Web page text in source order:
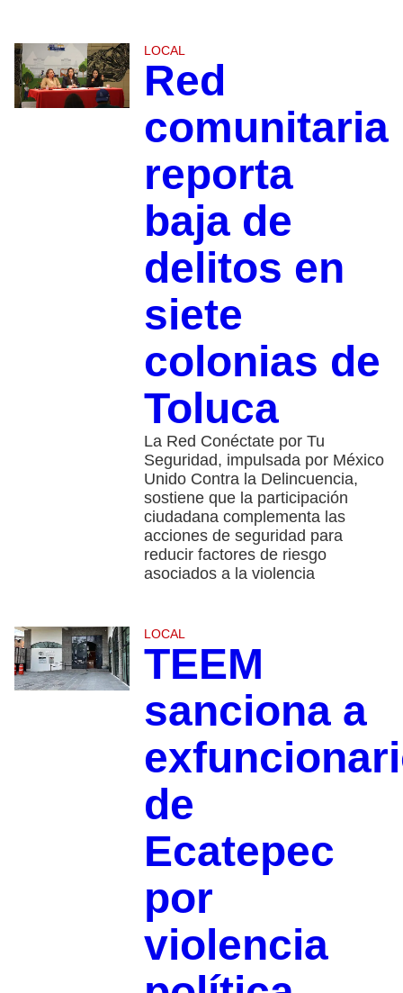
LOCAL
Red
comunitaria
reporta
baja de
delitos en
siete
colonias de
Toluca
La Red Conéctate por Tu
Seguridad, impulsada por México
Unido Contra la Delincuencia,
sostiene que la participación
ciudadana complementa las
acciones de seguridad para
reducir factores de riesgo
asociados a la violencia
LOCAL
TEEM
sanciona a
de
Ecatepec
por
violencia